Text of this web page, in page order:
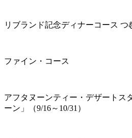
リブランド記念ディナーコース つ
ファイン・コース
アフタヌーンティー・デザートス
ーン」（9/16～10/31）